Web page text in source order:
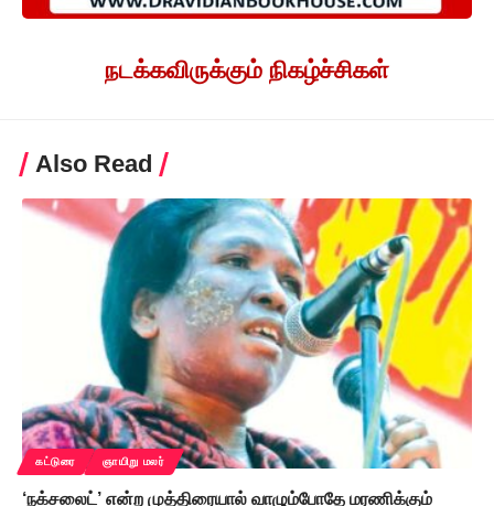
நடக்கவிருக்கும் நிகழ்ச்சிகள்
Also Read
கட்டுரை ஞாயிறு மலர்
‘நக்சலைட்’ என்ற முத்திரையால் வாழும்போதே மரணிக்கும்